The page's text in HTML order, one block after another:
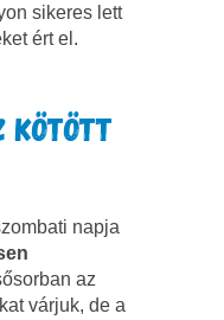
sikeres lett
ért el.
KÖTÖTT
napja
az
várjuk, de a